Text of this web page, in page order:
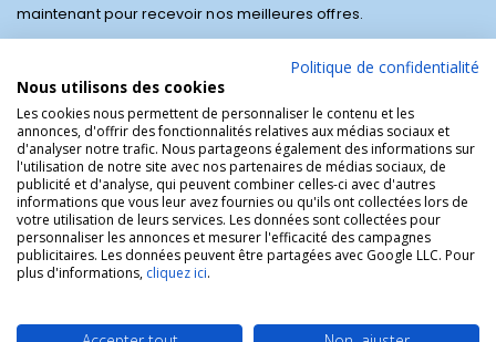
maintenant pour recevoir nos meilleures offres.
La Boutique des Chrétiens © | La boutique religieuse chrétienne de
référence !.
Politique de confidentialité
Nous utilisons des cookies
Les cookies nous permettent de personnaliser le contenu et les
annonces, d'offrir des fonctionnalités relatives aux médias sociaux et
d'analyser notre trafic. Nous partageons également des informations sur
l'utilisation de notre site avec nos partenaires de médias sociaux, de
publicité et d'analyse, qui peuvent combiner celles-ci avec d'autres
informations que vous leur avez fournies ou qu'ils ont collectées lors de
votre utilisation de leurs services. Les données sont collectées pour
personnaliser les annonces et mesurer l'efficacité des campagnes
publicitaires. Les données peuvent être partagées avec Google LLC. Pour
plus d'informations, cliquez ici.